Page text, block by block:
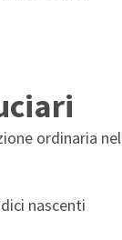
ordinaria nel
nascenti